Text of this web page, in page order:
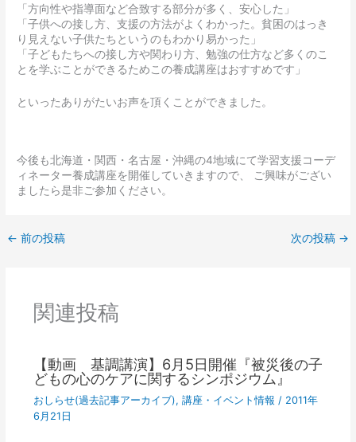
「方向性や指導面など合致する部分が多く、安心した」
「子供への接し方、支援の方法がよくわかった。貧困のはっき
り見えない子供たちというのもわかり易かった」
「子どもたちへの接し方や関わり方、勉強の仕方など多くのこ
とを学ぶことができるためこの養成講座はおすすめです」
といったありがたいお声を頂くことができました。
今後も北海道・関西・名古屋・沖縄の4地域にて学習支援コーデ
ィネーター養成講座を開催していきますので、 ご興味がござい
ましたら是非ご参加ください。
← 前の投稿 次の投稿 →
関連投稿
【動画 基調講演】6月5日開催『被災後の子
どもの心のケアに関するシンポジウム』
おしらせ(過去記事アーカイブ), 講座・イベント情報 / 2011年
6月21日